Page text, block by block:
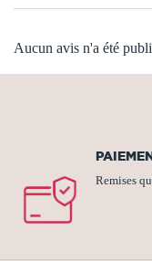
Aucun avis n'a été
Remises